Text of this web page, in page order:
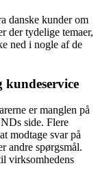
danske kunder om
der tydelige temaer,
ned i nogle af de
er manglen på
side. Flere
modtage svar på
andre spørgsmål.
virksomhedens